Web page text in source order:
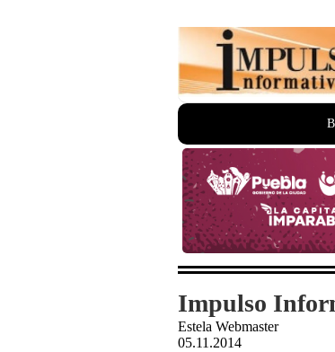
Impulso
Estela Webmaster
05.11.2014